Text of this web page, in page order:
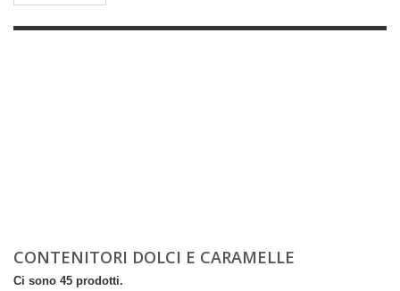
CONTENITORI DOLCI E CARAMELLE
Ci sono 45 prodotti.